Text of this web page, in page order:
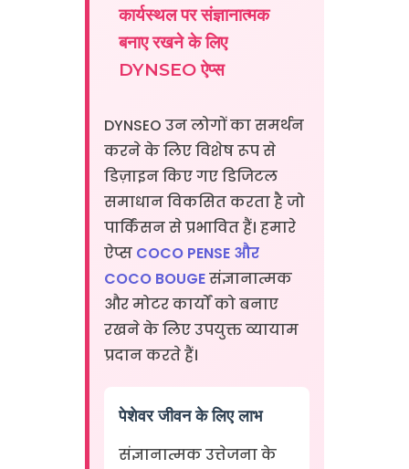
कार्यस्थल पर संज्ञानात्मक
बनाए रखने के लिए
DYNSEO ऐप्स
DYNSEO उन लोगों का समर्थन
करने के लिए विशेष रूप से
डिज़ाइन किए गए डिजिटल
समाधान विकसित करता है जो
पार्किंसन से प्रभावित हैं। हमारे
ऐप्स COCO PENSE और
COCO BOUGEसंज्ञानात्मक
और मोटर कार्यों को बनाए
रखने के लिए उपयुक्त व्यायाम
प्रदान करते हैं।
पेशेवर जीवन के लिए लाभ
संज्ञानात्मक उत्तेजना के